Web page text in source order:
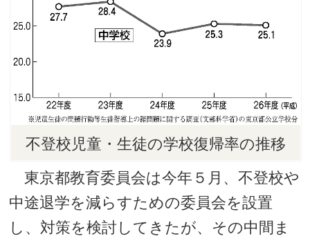
不登校児童・生徒の学校復帰率の推移
東京都教育委員会は今年５月、不登校や
中途退学を減らすための委員会を設置
し、対策を検討してきたが、その中間ま